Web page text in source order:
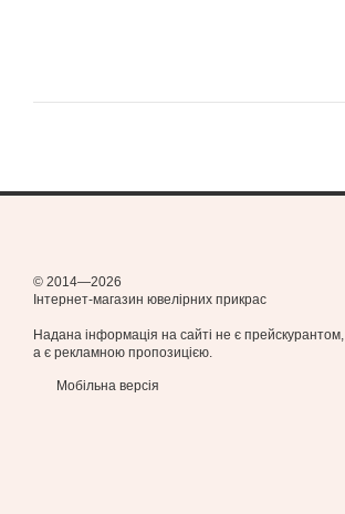
© 2014—2026
Інтернет-магазин ювелірних прикрас
Надана інформація на сайті не є прейскурантом,
а є рекламною пропозицією.
Мобільна версія